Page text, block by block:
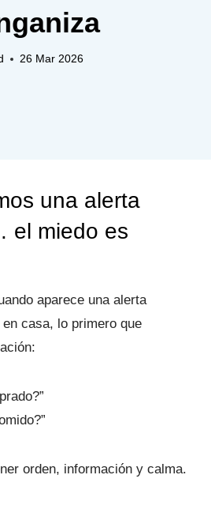
26 Mar 2026
una alerta
el miedo es
aparece una alerta
casa, lo primero que
orden, información y calma.